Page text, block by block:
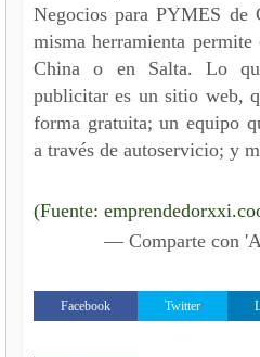
Negocios para PYMES de
misma herramienta
China o en Salta. Lo
publicitar es un sitio web,
forma gratuita; un equipo
a través de autoservicio; y
(Fuente:
— Comparte con
Facebook Twitter